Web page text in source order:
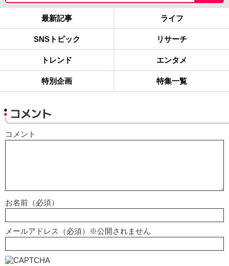
最新記事 ライフ
SNSトピック リサーチ
トレンド エンタメ
特別企画 特集一覧
コメント
コメント
お名前（必須）
メールアドレス（必須）※公開されません